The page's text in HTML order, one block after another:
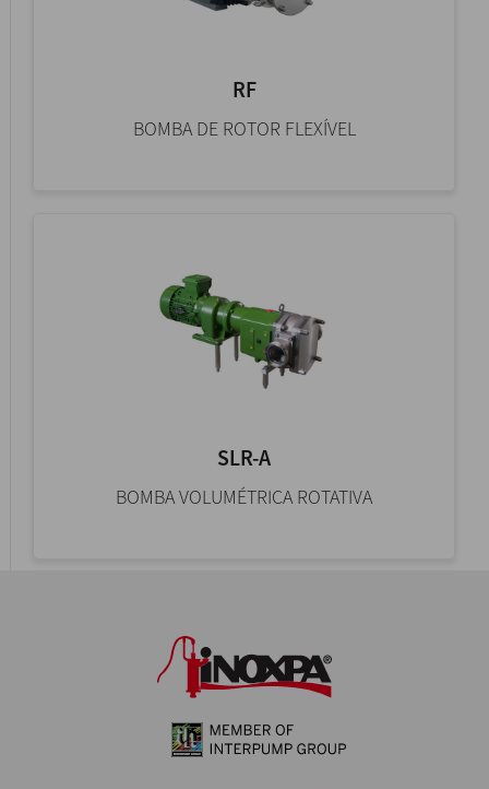
RF
BOMBA DE ROTOR FLEXÍVEL
SLR-A
BOMBA VOLUMÉTRICA ROTATIVA